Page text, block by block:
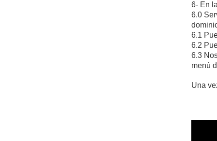
6- En
6.0
6.1
6.2
6.3
menú
Una